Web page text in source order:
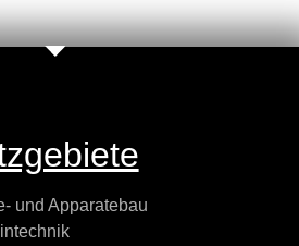
und Apparatebau